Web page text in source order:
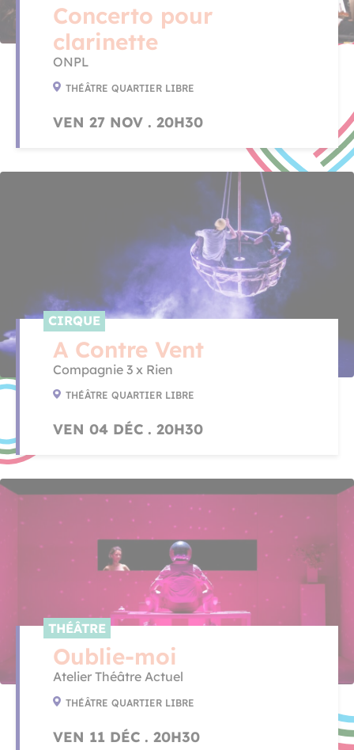
Concerto pour
clarinette
ONPL
THÉÂTRE QUARTIER LIBRE
VEN 27 NOV . 20H30
CIRQUE
A Contre Vent
Compagnie 3 x Rien
THÉÂTRE QUARTIER LIBRE
VEN 04 DÉC . 20H30
THÉÂTRE
Oublie-moi
Atelier Théâtre Actuel
THÉÂTRE QUARTIER LIBRE
VEN 11 DÉC . 20H30